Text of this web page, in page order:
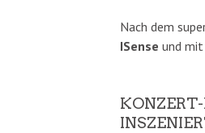
Nach dem
ISense und